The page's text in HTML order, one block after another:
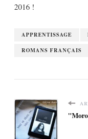
2016 !
APPRENTISSAGE
ROMANS FRANÇAIS